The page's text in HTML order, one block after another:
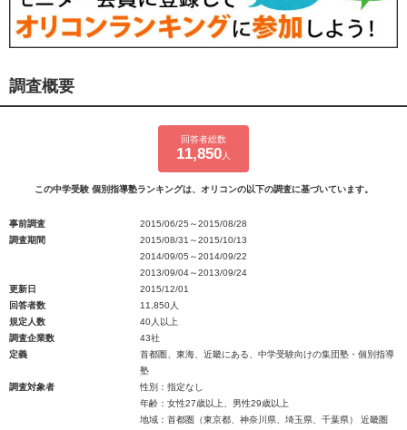
調査概要
回答者総数
11,850 人
この中学受験 個別指導塾ランキングは、オリコンの以下の調査に基づいています。
事前調査
2015/06/25～2015/08/28
調査期間
2015/08/31～2015/10/13
2014/09/05～2014/09/22
2013/09/04～2013/09/24
更新日
2015/12/01
回答者数
11,850人
規定人数
40人以上
調査企業数
43社
定義
首都圏、東海、近畿にある、中学受験向けの集団塾・個別指導
塾
調査対象者
性別：指定なし
年齢：女性27歳以上、男性29歳以上
地域：首都圏（東京都、神奈川県、埼玉県、千葉県） 近畿圏